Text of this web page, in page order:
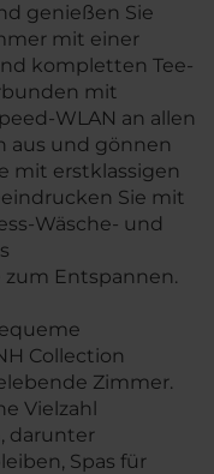
genießen Sie
mit einer
kompletten Tee-
mit
WLAN an allen
aus und gönnen
mit erstklassigen
Sie mit
Wäsche- und
Entspannen.
Collection
Zimmer.
Vielzahl
darunter
Spas für